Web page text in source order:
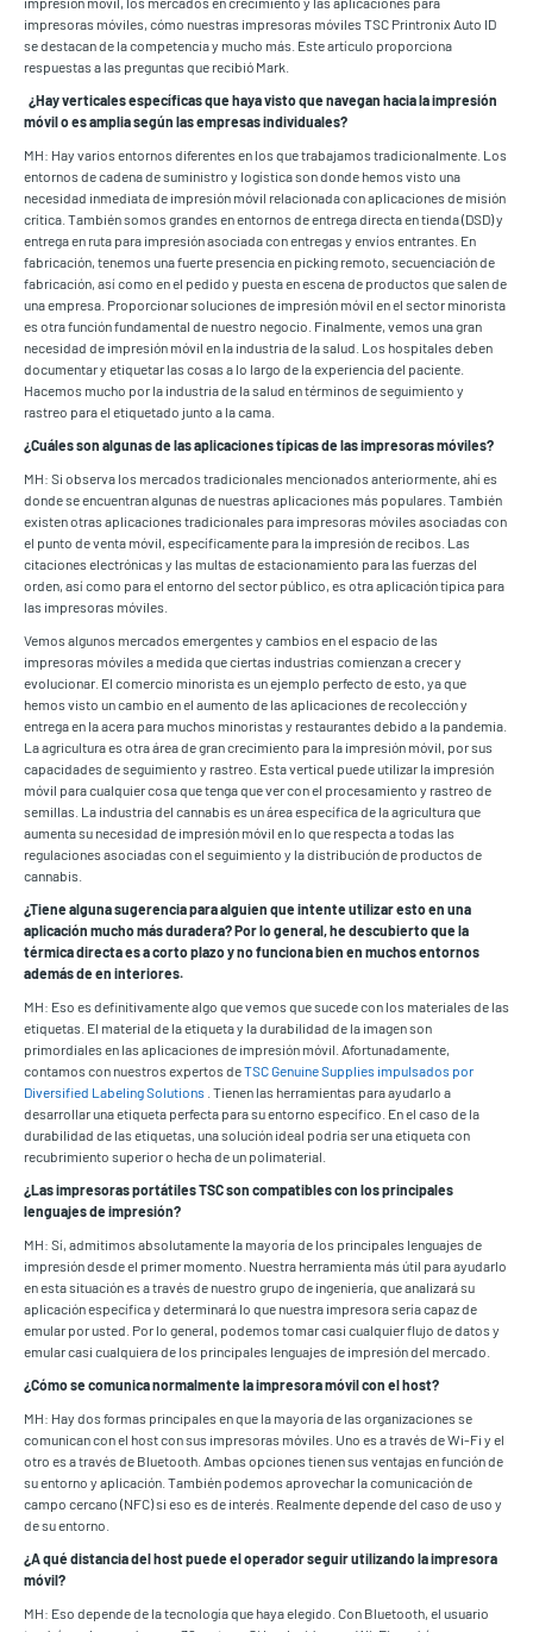
impresoras móviles, cómo nuestras impresoras móviles TSC Printronix Auto ID
se destacan de la competencia y mucho más. Este artículo proporciona
respuestas a las preguntas que recibió Mark.
¿Hay verticales específicas que haya visto que navegan hacia la impresión
móvil o es amplia según las empresas individuales?
MH: Hay varios entornos diferentes en los que trabajamos tradicionalmente. Los
entornos de cadena de suministro y logística son donde hemos visto una
necesidad inmediata de impresión móvil relacionada con aplicaciones de misión
crítica. También somos grandes en entornos de entrega directa en tienda (DSD) y
entrega en ruta para impresión asociada con entregas y envíos entrantes. En
fabricación, tenemos una fuerte presencia en picking remoto, secuenciación de
fabricación, así como en el pedido y puesta en escena de productos que salen de
una empresa. Proporcionar soluciones de impresión móvil en el sector minorista
es otra función fundamental de nuestro negocio. Finalmente, vemos una gran
necesidad de impresión móvil en la industria de la salud. Los hospitales deben
documentar y etiquetar las cosas a lo largo de la experiencia del paciente.
Hacemos mucho por la industria de la salud en términos de seguimiento y
rastreo para el etiquetado junto a la cama.
¿Cuáles son algunas de las aplicaciones típicas de las impresoras móviles?
MH: Si observa los mercados tradicionales mencionados anteriormente, ahí es
donde se encuentran algunas de nuestras aplicaciones más populares. También
existen otras aplicaciones tradicionales para impresoras móviles asociadas con
el punto de venta móvil, específicamente para la impresión de recibos. Las
citaciones electrónicas y las multas de estacionamiento para las fuerzas del
orden, así como para el entorno del sector público, es otra aplicación típica para
las impresoras móviles.
Vemos algunos mercados emergentes y cambios en el espacio de las
impresoras móviles a medida que ciertas industrias comienzan a crecer y
evolucionar. El comercio minorista es un ejemplo perfecto de esto, ya que
hemos visto un cambio en el aumento de las aplicaciones de recolección y
entrega en la acera para muchos minoristas y restaurantes debido a la pandemia.
La agricultura es otra área de gran crecimiento para la impresión móvil, por sus
capacidades de seguimiento y rastreo. Esta vertical puede utilizar la impresión
móvil para cualquier cosa que tenga que ver con el procesamiento y rastreo de
semillas. La industria del cannabis es un área específica de la agricultura que
aumenta su necesidad de impresión móvil en lo que respecta a todas las
regulaciones asociadas con el seguimiento y la distribución de productos de
cannabis.
¿Tiene alguna sugerencia para alguien que intente utilizar esto en una
aplicación mucho más duradera? Por lo general, he descubierto que la
térmica directa es a corto plazo y no funciona bien en muchos entornos
además de en interiores.
MH: Eso es definitivamente algo que vemos que sucede con los materiales de las
etiquetas. El material de la etiqueta y la durabilidad de la imagen son
primordiales en las aplicaciones de impresión móvil. Afortunadamente,
contamos con nuestros expertos deTSC Genuine Supplies impulsados por
Diversified Labeling Solutions . Tienen las herramientas para ayudarlo a
desarrollar una etiqueta perfecta para su entorno específico. En el caso de la
durabilidad de las etiquetas, una solución ideal podría ser una etiqueta con
recubrimiento superior o hecha de un polimaterial.
¿Las impresoras portátiles TSC son compatibles con los principales
lenguajes de impresión?
MH: Sí, admitimos absolutamente la mayoría de los principales lenguajes de
impresión desde el primer momento. Nuestra herramienta más útil para ayudarlo
en esta situación es a través de nuestro grupo de ingeniería, que analizará su
aplicación específica y determinará lo que nuestra impresora sería capaz de
emular por usted. Por lo general, podemos tomar casi cualquier flujo de datos y
emular casi cualquiera de los principales lenguajes de impresión del mercado.
¿Cómo se comunica normalmente la impresora móvil con el host?
MH: Hay dos formas principales en que la mayoría de las organizaciones se
comunican con el host con sus impresoras móviles. Uno es a través de Wi-Fi y el
otro es a través de Bluetooth. Ambas opciones tienen sus ventajas en función de
su entorno y aplicación. También podemos aprovechar la comunicación de
campo cercano (NFC) si eso es de interés. Realmente depende del caso de uso y
de su entorno.
¿A qué distancia del host puede el operador seguir utilizando la impresora
móvil?
MH: Eso depende de la tecnología que haya elegido. Con Bluetooth, el usuario